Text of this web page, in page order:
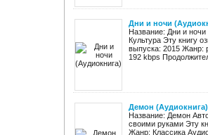
Дни и ночи
Название: Дни и
Культура Эту книгу
выпуска: 2015 Жанр:
192 kbps
Демон (Аудиокнига)
Название: Демон
своими руками Эту
Жанр: Классика